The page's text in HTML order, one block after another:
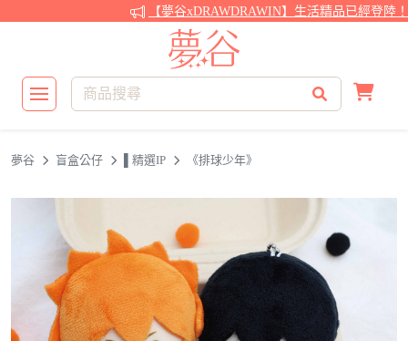
【夢谷xDRAWDRAWIN】生活精品已經登陸！還
夢谷 盲盒公仔 ▌精選IP 《排球少年》